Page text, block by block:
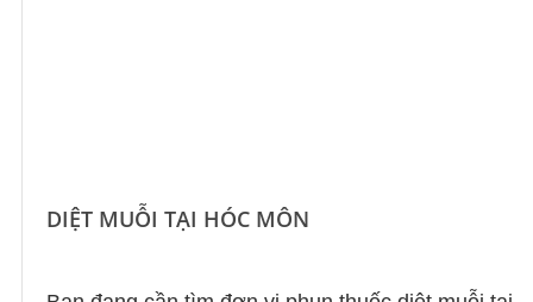
DIỆT MUỖI TẠI HÓC MÔN